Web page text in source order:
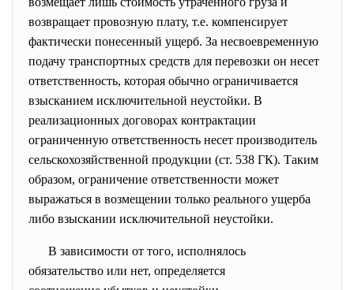
возвращает провозную плату, т.е. компенсирует
фактически понесенный ущерб. За несвоевременную
подачу транспортных средств для перевозки он несет
ответственность, которая обычно ограничивается
взысканием исключительной неустойки. В
реализационных договорах контрактации
ограниченную ответственность несет производитель
сельскохозяйственной продукции (ст. 538 ГК). Таким
образом, ограничение ответственности может
выражаться в возмещении только реального ущерба
либо взыскании исключительной неустойки.
В зависимости от того, исполнялось
обязательство или нет, определяется